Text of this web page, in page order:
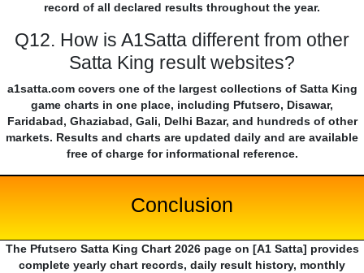
record of all declared results throughout the year.
Q12. How is A1Satta different from other
Satta King result websites?
a1satta.com covers one of the largest collections of Satta King
game charts in one place, including Pfutsero, Disawar,
Faridabad, Ghaziabad, Gali, Delhi Bazar, and hundreds of other
markets. Results and charts are updated daily and are available
free of charge for informational reference.
Conclusion
The Pfutsero Satta King Chart 2026 page on [A1 Satta] provides
complete yearly chart records, daily result history, monthly